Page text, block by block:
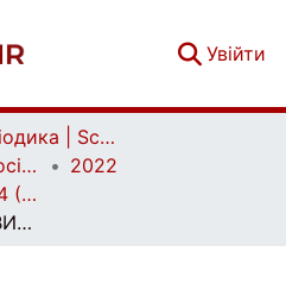
Увійти
Наукова періодика | Scientific periodicals
Соціальне Право | Social Law
2022
Соціальне Право № 4 (2022)
ПРОФЕСІЙНИЙ РОЗВИТОК НАУКОВО-ПЕДАГОГІЧНИХ ПРАЦІВНИКІВ ЗАКЛАДІВ ВИЩОЇ ОСВІТИ УКРАЇНИ: ПРОБЛЕМИ ПРАВОВОГО РЕГУЛЮВАННЯ